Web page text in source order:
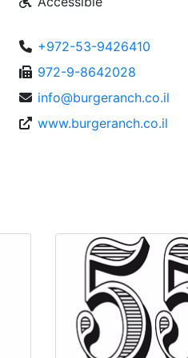
+972-53-9426410
972-9-8642028
info@burgeranch.co.il
www.burgeranch.co.il